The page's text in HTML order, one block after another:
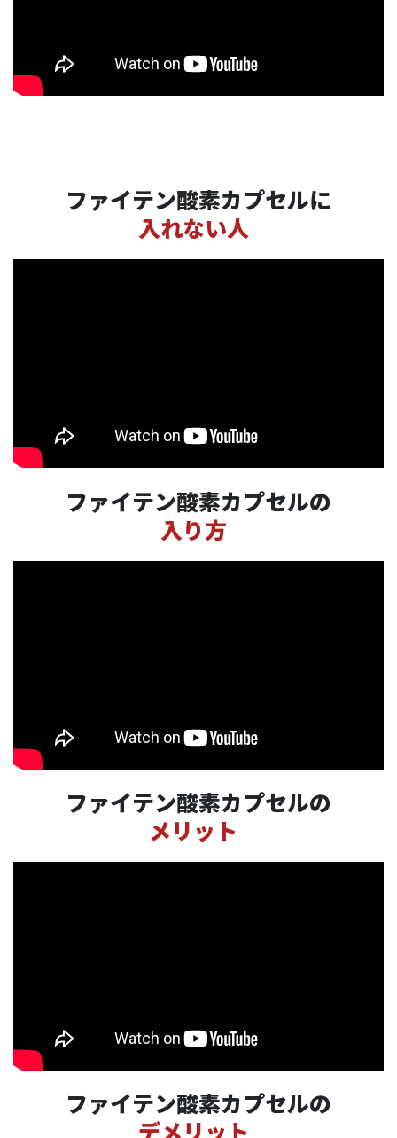
ファイテン酸素カプセルに
入れない人
ファイテン酸素カプセルの
入り方
ファイテン酸素カプセルの
メリット
ファイテン酸素カプセルの
デメリット